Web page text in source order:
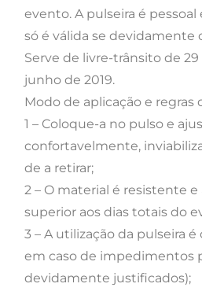
evento. A pulseira é
só é válida se devidamente
Serve de livre-trânsito de
junho de 2019.
Modo de aplicação e regras
1 – Coloque-a no pulso e
confortavelmente,
de a retirar;
2 – O material é resistente
superior aos dias totais do
3 – A utilização da pulseira
em caso de impedimentos
devidamente justificados);